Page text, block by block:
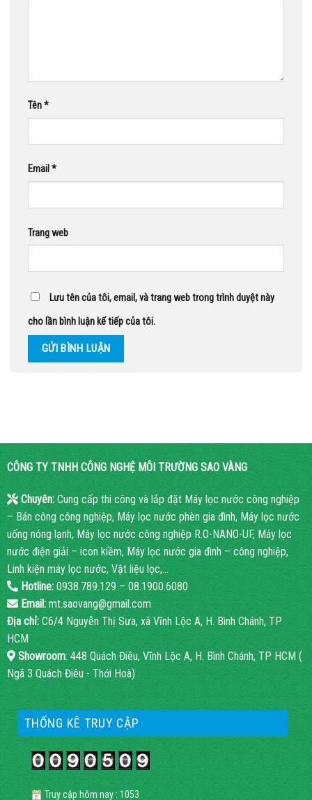
Tên*
Email*
Trang web
Lưu tên của tôi, email, và trang web trong trình duyệt này
cho lần bình luận kế tiếp của tôi.
CÔNG TY TNHH CÔNG NGHỆ MÔI TRƯỜNG SAO VÀNG
Chuyên: Cung cấp thi công và lắp đặt Máy lọc nước công nghiệp
– Bán công công nghiệp, Máy lọc nước phèn gia đình, Máy lọc nước
uống nóng lạnh, Máy lọc nước công nghiệp R.O-NANO-UF, Máy lọc
nước điện giải – icon kiềm, Máy lọc nước gia đình – công nghiệp,
Linh kiện máy lọc nước, Vật liệu lọc,…
Hotline:0938.789.129 – 08.1900.6080
Email:mt.saovang@gmail.com
Địa chỉ: C6/4 Nguyễn Thị Sưa, xã Vĩnh Lộc A, H. Bình Chánh, TP
HCM
Showroom: 448 Quách Điêu, Vĩnh Lộc A, H. Bình Chánh, TP HCM (
Ngã 3 Quách Điêu - Thới Hoà)
THỐNG KÊ TRUY CẬP
Truy cập hôm nay : 1053